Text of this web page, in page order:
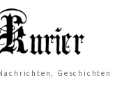
Geschichten